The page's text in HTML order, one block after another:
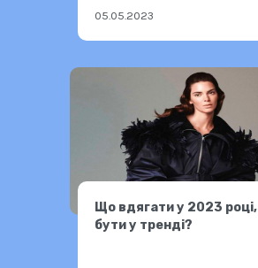
05.05.2023
Що вдягати у 2023
бути у тренді?